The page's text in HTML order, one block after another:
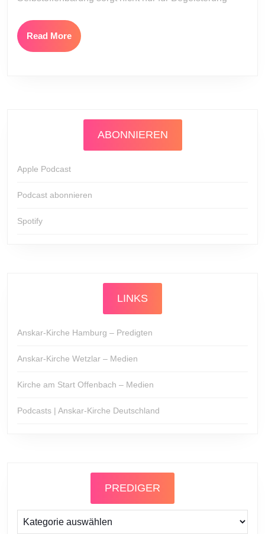
Read MoreRead
More
ABONNIEREN
Apple Podcast
Podcast abonnieren
Spotify
LINKS
Anskar-Kirche Hamburg – Predigten
Anskar-Kirche Wetzlar – Medien
Kirche am Start Offenbach – Medien
Podcasts | Anskar-Kirche Deutschland
PREDIGER
Prediger